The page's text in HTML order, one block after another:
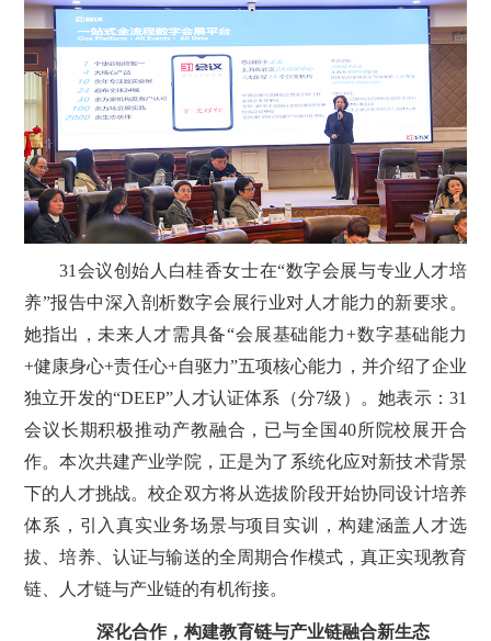
31会议创始人白桂香女士在“数字会展与专业人才培
养”报告中深入剖析数字会展行业对人才能力的新要求。
她指出，未来人才需具备“会展基础能力+数字基础能力
+健康身心+责任心+自驱力”五项核心能力，并介绍了企业
独立开发的“DEEP”人才认证体系（分7级）。她表示：31
会议长期积极推动产教融合，已与全国40所院校展开合
作。本次共建产业学院，正是为了系统化应对新技术背景
下的人才挑战。校企双方将从选拔阶段开始协同设计培养
体系，引入真实业务场景与项目实训，构建涵盖人才选
拔、培养、认证与输送的全周期合作模式，真正实现教育
链、人才链与产业链的有机衔接。
深化合作，构建教育链与产业链融合新生态